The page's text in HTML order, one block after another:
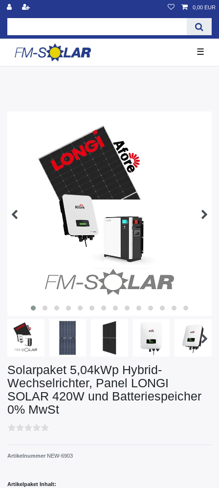
0,00 EUR
☰
Solarpaket 5,04kWp Hybrid-
Wechselrichter, Panel LONGI
SOLAR 420W und Batteriespeicher
0% MwSt
Artikelnummer NEW-6903
Artikelpaket Inhalt: